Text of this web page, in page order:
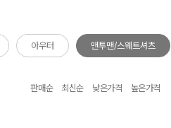
아우터 맨투맨/스웨트셔츠
판매순 최신순 낮은가격 높은가격